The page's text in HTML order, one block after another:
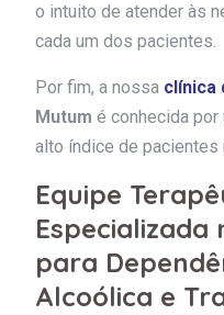
o intuito de atender às
cada um dos pacientes.
Por fim, a nossa clínica
Mutum é conhecida
alto índice de pacientes
Equipe
para
Alcoólica e